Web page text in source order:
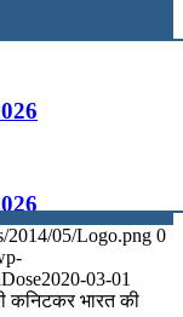
2014/05/Logo.png 0
2020-03-01
कनिटकर भारत की